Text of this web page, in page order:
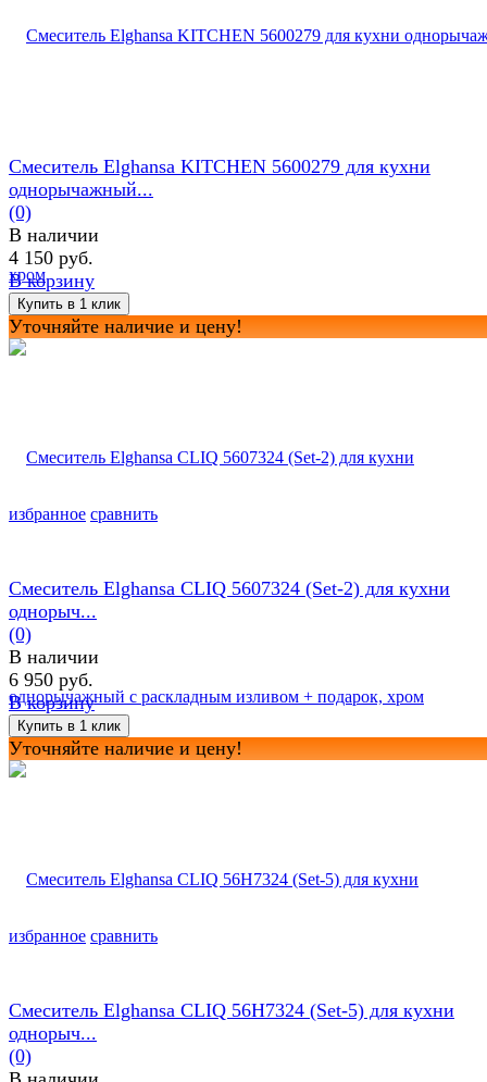
избранное сравнить
Смеситель Elghansa KITCHEN 5600279 для кухни
однорычажный...
(0)
В наличии
4 150 руб.
В корзину
Уточняйте наличие и цену!
избранное сравнить
Смеситель Elghansa CLIQ 5607324 (Set-2) для кухни
однорыч...
(0)
В наличии
6 950 руб.
В корзину
Уточняйте наличие и цену!
Смеситель Elghansa CLIQ 56H7324 (Set-5) для кухни
однорыч...
(0)